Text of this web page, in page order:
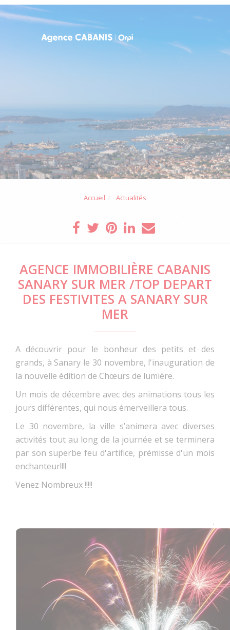
Accueil Actualités
AGENCE IMMOBILIÈRE CABANIS
SANARY SUR MER /TOP DEPART
DES FESTIVITES A SANARY SUR
MER
A découvrir pour le bonheur des petits et des
grands, à Sanary le 30 novembre, l'inauguration de
la nouvelle édition de Chœurs de lumière.
Un mois de décembre avec des animations tous les
jours différentes, qui nous émerveillera tous.
Le 30 novembre, la ville s’animera avec diverses
activités tout au long de la journée et se terminera
par son superbe feu d'artifice, prémisse d'un mois
enchanteur!!!!
Venez Nombreux !!!!!
.